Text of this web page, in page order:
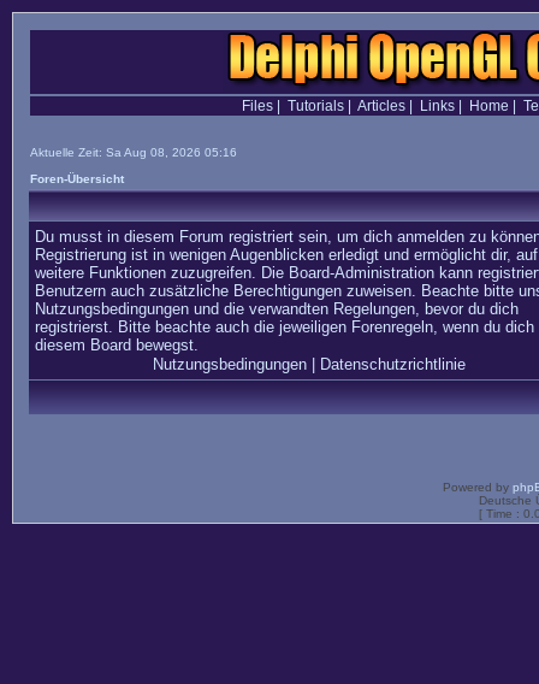
Files| Tutorials| Articles| Links| Home
Aktuelle Zeit: Sa Aug 08, 2026 05:16
Foren-Übersicht
Du musst in diesem Forum registriert sein, um dich anmelden zu
Registrierung ist in wenigen Augenblicken erledigt und ermöglicht dir, auf
weitere Funktionen zuzugreifen. Die Board-Administration kann
Benutzern auch zusätzliche Berechtigungen zuweisen. Beachte bitte
Nutzungsbedingungen und die verwandten Regelungen, bevor du dich
registrierst. Bitte beachte auch die jeweiligen Forenregeln, wenn du dich
diesem Board bewegst.
Nutzungsbedingungen| Datenschutzrichtlinie
Powered by
Deutsche
[ Time :